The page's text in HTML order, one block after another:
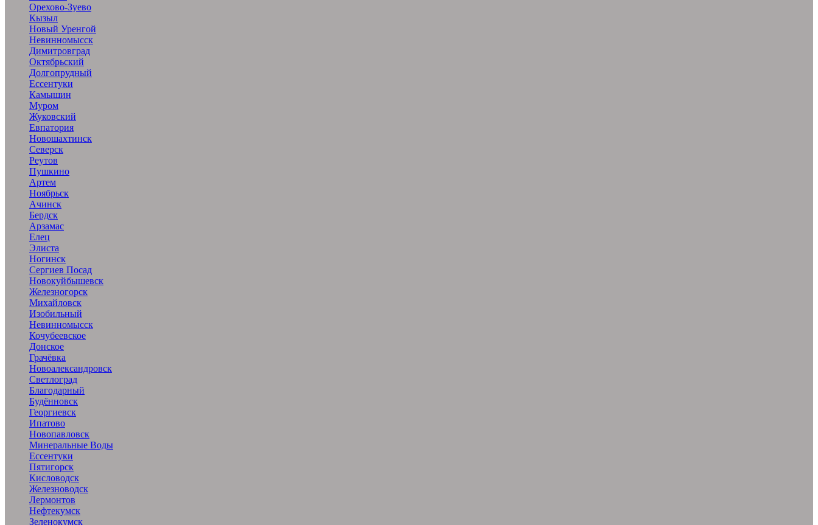
Орехово-Зуево
Кызыл
Новый Уренгой
Невинномысск
Димитровград
Октябрьский
Долгопрудный
Ессентуки
Камышин
Муром
Жуковский
Евпатория
Новошахтинск
Северск
Реутов
Пушкино
Артем
Ноябрьск
Ачинск
Бердск
Арзамас
Елец
Элиста
Ногинск
Сергиев Посад
Новокуйбышевск
Железногорск
Михайловск
Изобильный
Невинномысск
Кочубеевское
Донское
Грачёвка
Новоалександровск
Светлоград
Благодарный
Будённовск
Георгиевск
Ипатово
Новопавловск
Минеральные Воды
Ессентуки
Пятигорск
Кисловодск
Железноводск
Лермонтов
Нефтекумск
Зеленокумск